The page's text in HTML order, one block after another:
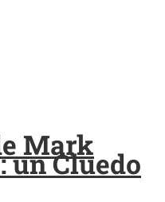
Mark
un Cluedo